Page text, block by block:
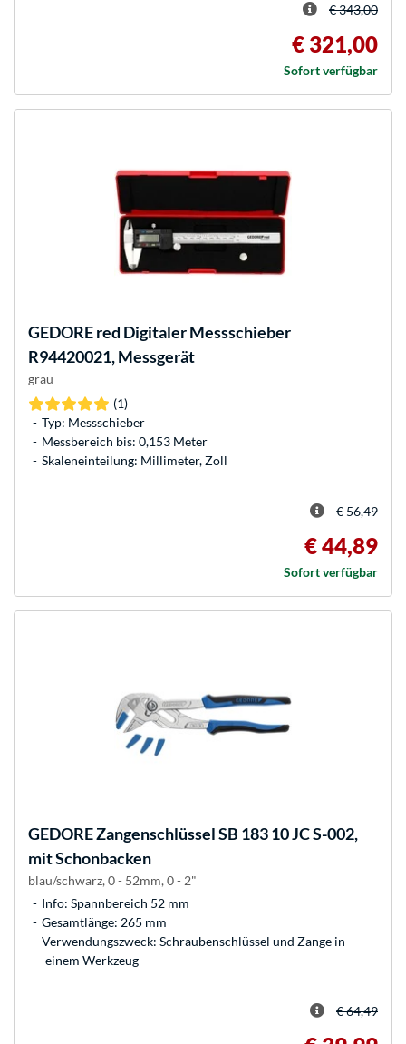
€ 343,00
€ 321,00
Sofort verfügbar
GEDOREred Digitaler Messschieber
R94420021, Messgerät
grau
(1)
Typ: Messschieber
Messbereich bis: 0,153 Meter
Skaleneinteilung: Millimeter, Zoll
€ 56,49
€ 44,89
Sofort verfügbar
GEDOREZangenschlüssel SB 183 10 JC S-002,
mit Schonbacken
blau/schwarz, 0 - 52mm, 0 - 2"
Info: Spannbereich 52 mm
Gesamtlänge: 265 mm
Verwendungszweck: Schraubenschlüssel und Zange in
einem Werkzeug
€ 64,49